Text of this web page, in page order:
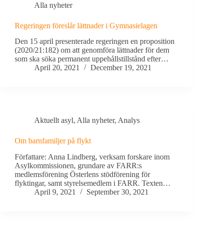
Alla nyheter
Regeringen föreslår lättnader i Gymnasielagen
Den 15 april presenterade regeringen en proposition
(2020/21:182) om att genomföra lättnader för dem
som ska söka permanent uppehållstillstånd efter…
April 20, 2021
December 19, 2021
Aktuellt asyl, Alla nyheter, Analys
Om barnfamiljer på flykt
Författare: Anna Lindberg, verksam forskare inom
Asylkommissionen, grundare av FARR:s
medlemsförening Österlens stödförening för
flyktingar, samt styrelsemedlem i FARR. Texten…
April 9, 2021
September 30, 2021